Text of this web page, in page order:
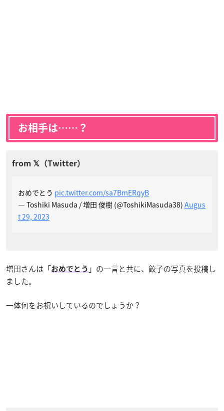
お相手は……？
おめでとう pic.twitter.com/sa7BmERqyB
— Toshiki Masuda / 増田 俊樹 (@ToshikiMasuda38) Augus
t 29, 2023
増田さんは「おめでとう 」の一言と共に、餃子の写真を投稿し
ました。
一体何をお祝いしているのでしょうか？